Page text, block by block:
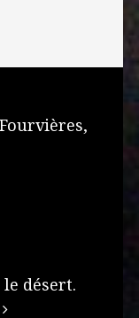
désert.